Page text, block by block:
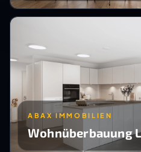
ABAX IMMOBILIEN
Wohnüberbauung